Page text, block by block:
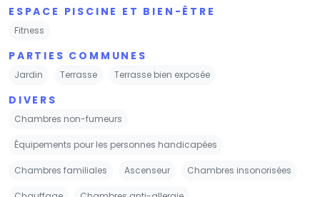
ESPACE PISCINE ET BIEN-ÊTRE
Fitness
PARTIES COMMUNES
Jardin Terrasse Terrasse bien exposée
DIVERS
Chambres non-fumeurs
Équipements pour les personnes handicapées
Chambres familiales Ascenseur Chambres insonorisées